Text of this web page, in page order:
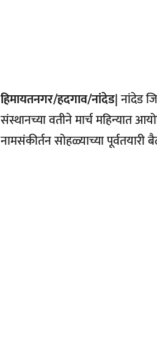
हिमायतनगर/हदगाव/नांदेड|नांदेड
संस्थानच्या वतीने मार्च महिन्यात
नामसंकीर्तन सोहळ्याच्या पूर्वतयारी